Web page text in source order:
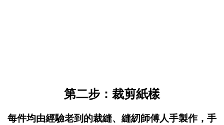
第二步：裁剪紙樣
每件均由經驗老到的裁縫、縫紉師傅人手製作，手